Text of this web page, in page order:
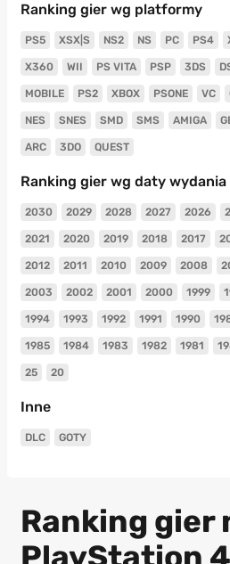
Ranking gier wg platformy
PS5 XSX|S NS2 NS PC PS4
X360 WII PS VITA PSP 3DS
MOBILE PS2 XBOX PSONE VC
NES SNES SMD SMS AMIGA
ARC 3DO QUEST
Ranking gier wg daty wydania
2030 2029 2028 2027 2026
2021 2020 2019 2018 2017
2012 2011 2010 2009 2008
2003 2002 2001 2000 1999
1994 1993 1992 1991 1990
1985 1984 1983 1982 1981
25 20
Inne
DLC GOTY
Ranking gier